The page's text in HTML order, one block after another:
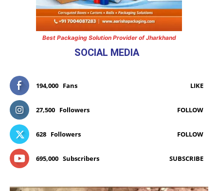
Best Packaging Solution Provider of Jharkhand
SOCIAL MEDIA
194,000 Fans LIKE
27,500 Followers FOLLOW
628 Followers FOLLOW
695,000 Subscribers SUBSCRIBE